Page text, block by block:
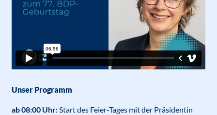
Unser Programm
ab 08:00 Uhr:Start des Feier-Tages mit der Präsidentin